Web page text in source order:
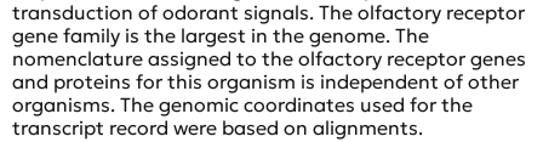
transduction of odorant signals. The olfactory receptor
gene family is the largest in the genome. The
nomenclature assigned to the olfactory receptor genes
and proteins for this organism is independent of other
organisms. The genomic coordinates used for the
transcript record were based on alignments.